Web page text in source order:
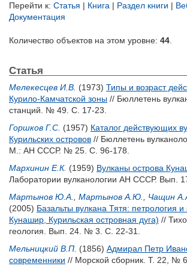
Перейти к: Статья | Книга | Раздел книги |
Документация
Количество объектов на этом уровне: 44
Статья
Мелекесцев И.В. (1973) Типы и возраст
Курило-Камчатской зоны // Бюллетень
станций. № 49. С. 17-23.
Горшков Г.С. (1957) Каталог действующих
Курильских островов // Бюллетень
М.: АН СССР. № 25. С. 96-178.
Мархинин Е.К. (1959) Вулканы острова
Лаборатории вулканологии АН СССР. Вып.
Мартынов Ю.А.
Мартынов А.Ю. Чащин
(2005) Базальты вулкана Тятя: петрология и
Кунашир, Курильская островная дуга) //
геология. Вып. 24. № 3. С. 22-31.
Мельницкий В.П. (1856) Адмирал Петр
современники // Морской сборник. Т. 22, №